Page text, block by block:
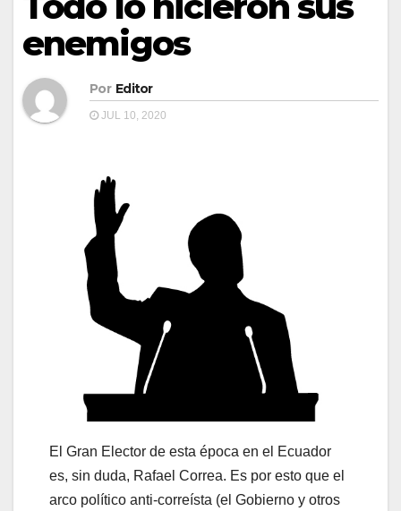
enemigos
Por Editor
JUL 10, 2020
El Gran Elector de esta época en el Ecuador
es, sin duda, Rafael Correa. Es por esto que el
arco político anti-correísta (el Gobierno y otros